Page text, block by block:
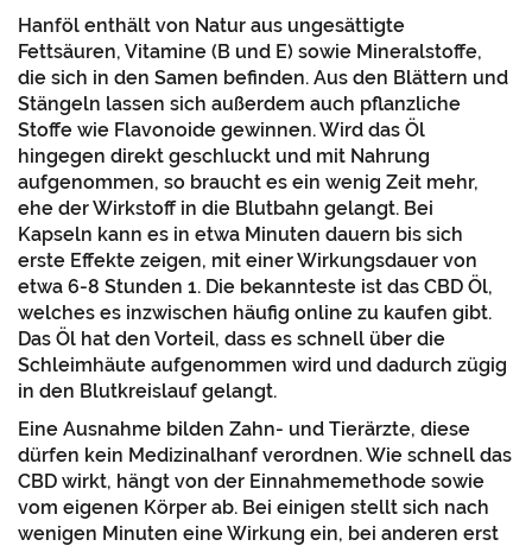
Hanföl enthält von Natur aus ungesättigte
Fettsäuren, Vitamine (B und E) sowie Mineralstoffe,
die sich in den Samen befinden. Aus den Blättern und
Stängeln lassen sich außerdem auch pflanzliche
Stoffe wie Flavonoide gewinnen. Wird das Öl
hingegen direkt geschluckt und mit Nahrung
aufgenommen, so braucht es ein wenig Zeit mehr,
ehe der Wirkstoff in die Blutbahn gelangt. Bei
Kapseln kann es in etwa Minuten dauern bis sich
erste Effekte zeigen, mit einer Wirkungsdauer von
etwa 6-8 Stunden 1. Die bekannteste ist das CBD Öl,
welches es inzwischen häufig online zu kaufen gibt.
Das Öl hat den Vorteil, dass es schnell über die
Schleimhäute aufgenommen wird und dadurch zügig
in den Blutkreislauf gelangt.
Eine Ausnahme bilden Zahn- und Tierärzte, diese
dürfen kein Medizinalhanf verordnen. Wie schnell das
CBD wirkt, hängt von der Einnahmemethode sowie
vom eigenen Körper ab. Bei einigen stellt sich nach
wenigen Minuten eine Wirkung ein, bei anderen erst